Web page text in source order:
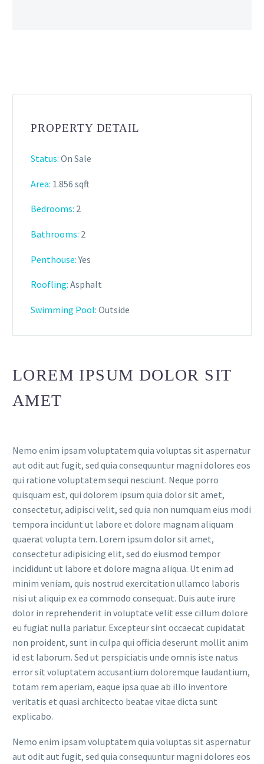
PROPERTY DETAIL
Status: On Sale
Area: 1.856 sqft
Bedrooms: 2
Bathrooms: 2
Penthouse:Yes
Roofling: Asphalt
Swimming Pool: Outside
LOREM IPSUM DOLOR SIT
AMET
Nemo enim ipsam voluptatem quia voluptas sit aspernatur
aut odit aut fugit, sed quia consequuntur magni dolores eos
qui ratione voluptatem sequi nesciunt. Neque porro
quisquam est, qui dolorem ipsum quia dolor sit amet,
consectetur, adipisci velit, sed quia non numquam eius modi
tempora incidunt ut labore et dolore magnam aliquam
quaerat volupta tem. Lorem ipsum dolor sit amet,
consectetur adipisicing elit, sed do eiusmod tempor
incididunt ut labore et dolore magna aliqua. Ut enim ad
minim veniam, quis nostrud exercitation ullamco laboris
nisi ut aliquip ex ea commodo consequat. Duis aute irure
dolor in reprehenderit in voluptate velit esse cillum dolore
eu fugiat nulla pariatur. Excepteur sint occaecat cupidatat
non proident, sunt in culpa qui officia deserunt mollit anim
id est laborum. Sed ut perspiciatis unde omnis iste natus
error sit voluptatem accusantium doloremque laudantium,
totam rem aperiam, eaque ipsa quae ab illo inventore
veritatis et quasi architecto beatae vitae dicta sunt
explicabo.
Nemo enim ipsam voluptatem quia voluptas sit aspernatur
aut odit aut fugit, sed quia consequuntur magni dolores eos